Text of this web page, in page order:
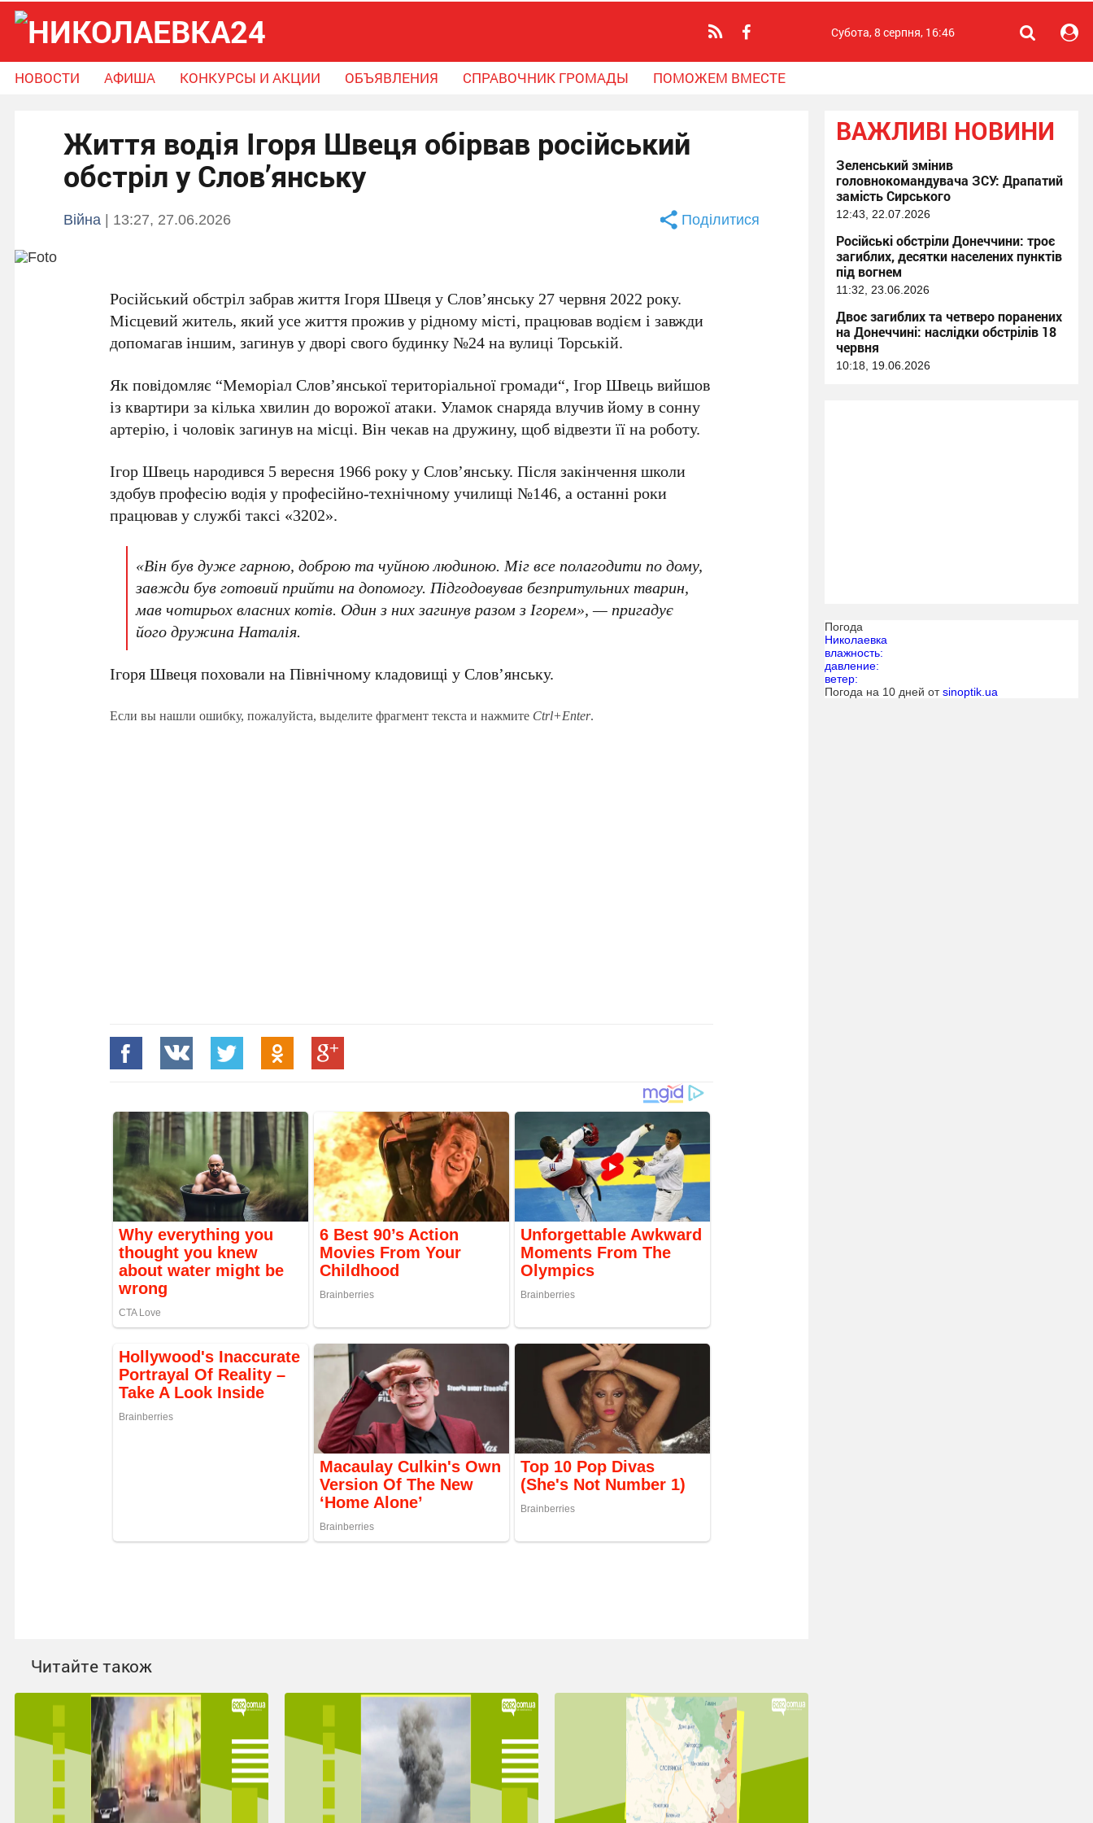
Субота, 8 серпня, 16:46
НОВОСТИ АФИША КОНКУРСЫ И АКЦИИ ОБЪЯВЛЕНИЯ СПРАВОЧНИК ГРОМАДЫ ПОМОЖЕМ ВМЕСТЕ
Объявления
Справочник громады
Поможем вместе
Життя водія Ігоря Швеця обірвав російський
обстріл у Слов’янську
Війна | 13:27, 27.06.2026 Поділитися
Російський обстріл забрав життяІгоря Швецяу Слов’янську27 червня 2022 року.
Місцевий житель, який усе життя прожив у рідному місті, працював водієм і завжди
допомагав іншим, загинув у дворі свого будинку №24на вулиціТорській.
Як повідомляє “Меморіал Слов’янської територіальної громади“,Ігор Швецьвийшов
із квартири за кілька хвилин до ворожої атаки. Уламок снаряда влучив йому в сонну
артерію, і чоловік загинув на місці. Він чекав на дружину, щоб відвезти її на роботу.
Ігор Швецьнародився 5 вересня 1966 рокуу Слов’янську. Після закінчення школи
здобув професію водія у професійно-технічному училищі №146, а останні роки
працював у службі таксі «3202».
«Він був дуже гарною, доброю та чуйною людиною. Міг все полагодити по дому,
завжди був готовий прийти на допомогу. Підгодовував безпритульних тварин,
мав чотирьох власних котів. Один з них загинув разом з Ігорем», — пригадує
його дружинаНаталія.
Ігоря Швецяпоховали наПівнічномукладовищі у Слов’янську.
Если вы нашли ошибку, пожалуйста, выделите фрагмент текста и нажмите Ctrl+Enter.
Читайте також
ВАЖЛИВІ НОВИНИ
Зеленський змінив
головнокомандувача ЗСУ: Драпатий
замість Сирського
12:43, 22.07.2026
Російські обстріли Донеччини: троє
загиблих, десятки населених пунктів
під вогнем
11:32, 23.06.2026
Двоє загиблих та четверо поранених
на Донеччині: наслідки обстрілів 18
червня
10:18, 19.06.2026
Погода
Николаевка
влажность:
давление:
ветер:
Погода на 10 дней отsinoptik.ua